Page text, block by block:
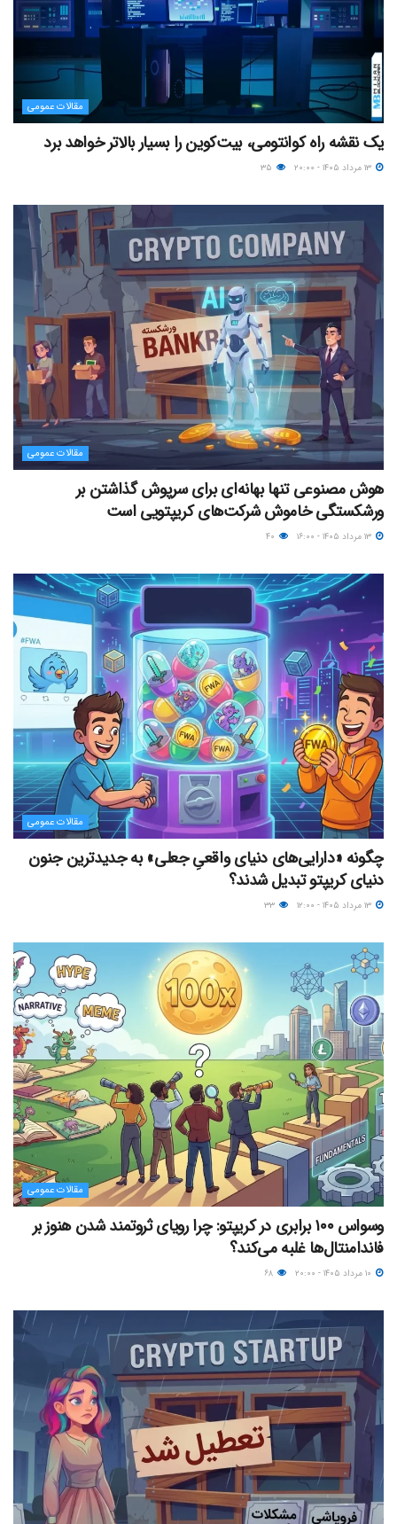
مقالات عمومی
یک نقشه راه کوانتومی، بیت‌کوین را بسیار بالاتر خواهد برد
مقالات عمومی
هوش مصنوعی تنها بهانه‌ای برای سرپوش گذاشتن بر
ورشکستگی خاموش شرکت‌های کریپتویی است
مقالات عمومی
چگونه «دارایی‌های دنیای واقعیِ جعلی» به جدیدترین جنون
دنیای کریپتو تبدیل شدند؟
مقالات عمومی
وسواس ۱۰۰ برابری در کریپتو: چرا رویای ثروتمند شدن هنوز بر
فاندامنتال‌ها غلبه می‌کند؟